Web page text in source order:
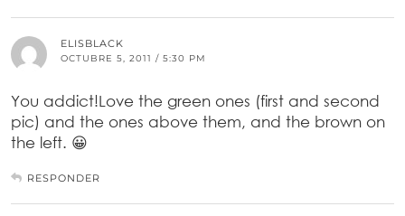
ELISBLACK
OCTUBRE 5, 2011 / 5:30 PM
You addict!Love the green ones (first and second
pic) and the ones above them, and the brown on
the left. 😀
RESPONDER